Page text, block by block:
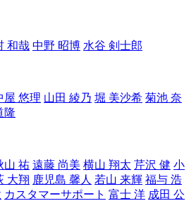
和哉 中野 昭博 水谷 剣士郎
屋 悠理 山田 綾乃 堀 美沙希 菊池 奈
隆
山 祐 遠藤 尚美 横山 翔太 芹沢 健 小
大翔 鹿児島 馨人 若山 来輝 福与 浩
カスタマーサポート 富士 洋 成田 公